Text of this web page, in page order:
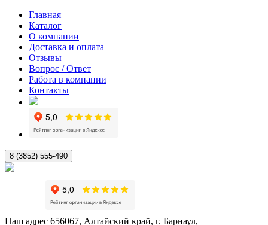
Главная
Каталог
О компании
Доставка и оплата
Отзывы
Вопрос / Ответ
Работа в компании
Контакты
8 (3852) 555-490
Наш адрес 656067, Алтайский край, г. Барнаул,